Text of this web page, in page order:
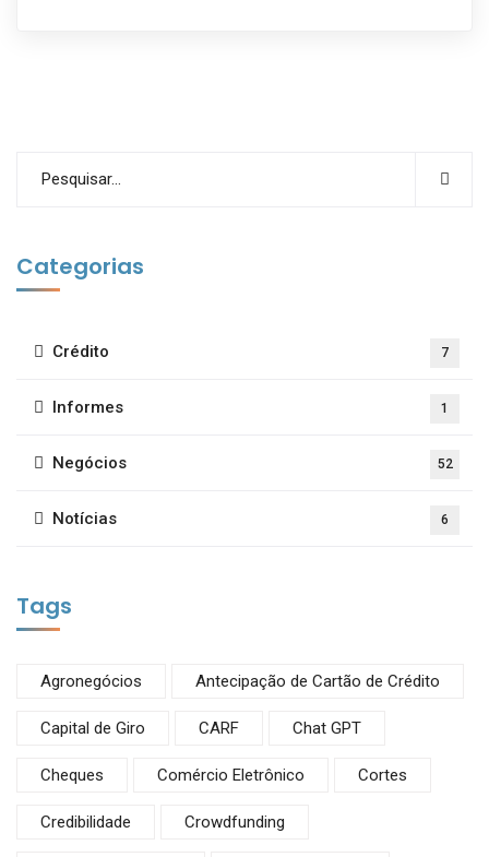
Categorias
Crédito 7
Informes 1
Negócios 52
Notícias 6
Tags
Agronegócios Antecipação de Cartão de Crédito
Capital de Giro CARF Chat GPT
Cheques Comércio Eletrônico Cortes
Credibilidade Crowdfunding